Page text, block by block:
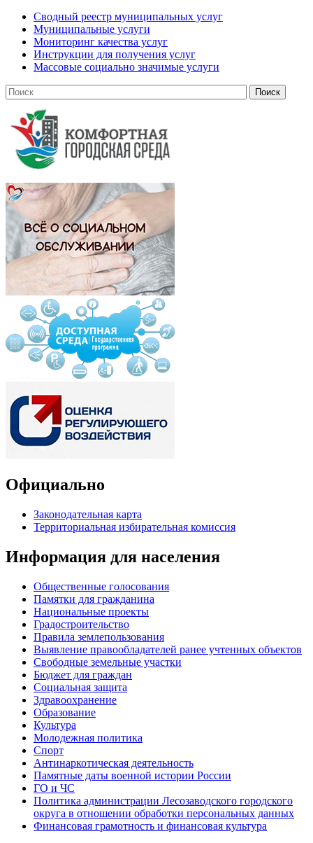
Сводный реестр муниципальных услуг
Муниципальные услуги
Мониторинг качества услуг
Инструкции для получения услуг
Массовые социально значимые услуги
Официально
Законодательная карта
Территориальная избирательная комиссия
Информация для населения
Общественные голосования
Памятки для гражданина
Национальные проекты
Градостроительство
Правила землепользования
Выявление правообладателей ранее учтенных объектов
Свободные земельные участки
Бюджет для граждан
Социальная защита
Здравоохранение
Образование
Культура
Молодежная политика
Спорт
Антинаркотическая деятельность
Памятные даты военной истории России
ГО и ЧС
Политика администрации Лесозаводского городского
округа в отношении обработки персональных данных
Финансовая грамотность и финансовая культура